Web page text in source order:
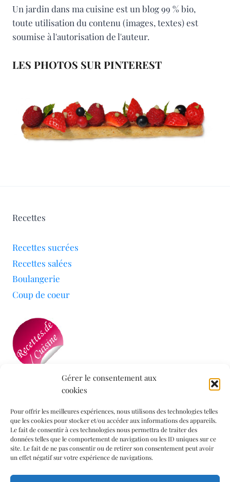
Gérer le consentement aux
cookies
Pour offrir les meilleures expériences, nous utilisons des technologies telles
que les cookies pour stocker et/ou accéder aux informations des appareils.
Le fait de consentir à ces technologies nous permettra de traiter des
données telles que le comportement de navigation ou les ID uniques sur ce
site. Le fait de ne pas consentir ou de retirer son consentement peut avoir
un effet négatif sur votre expérience de navigations.
Un jardin dans ma cuisine est un blog 99 % bio,
toute utilisation du contenu (images, textes) est
soumise à l'autorisation de l'auteur.
LES PHOTOS SUR PINTEREST
Recettes
Recettes sucrées
Recettes salées
Boulangerie
Coup de coeur
Mon blog a été sélectionné par le site
Informations légales
Mentions légales